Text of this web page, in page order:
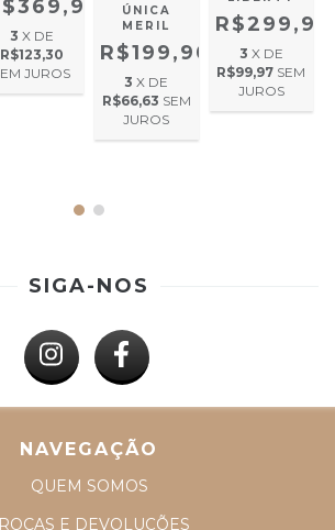
3 X DE
R$123,30
JUROS
ÚNICA
MERIL
R$199,90
3 X DE
R$66,63 SEM
JUROS
R$299,90
3 X DE
R$99,97 SEM
JUROS
SIGA-NOS
NAVEGAÇÃO
QUEM SOMOS
E DEVOLUÇÕES